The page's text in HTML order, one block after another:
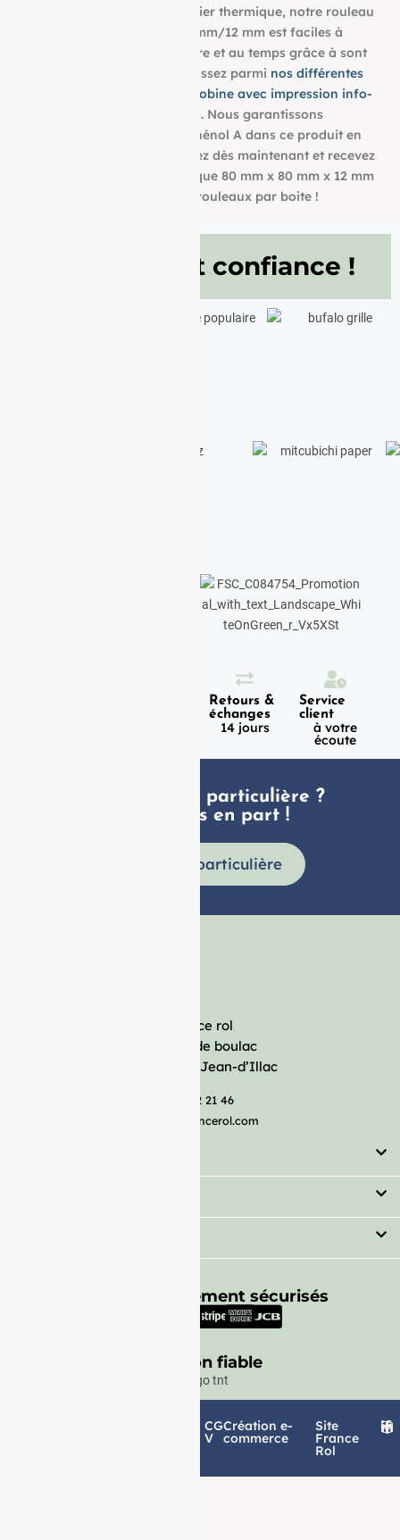
plupart des imprimantes papier thermique, notre rouleau
aux dimensions : 80 mm/80 mm/12 mm est faciles à
utiliser et résistent à la lumière et au temps grâce à sont
grammage de 48g/m². Choisissez parmi nos différentes
dimensions pour trouver la bobine avec impression info-
qui convient à vos besoins. Nous garantissons
également l’absence de bisphénol A dans ce produit en
papier BPA FREE. Commandez dès maintenant et recevez
votre Rouleau papier thermique 80 mm x 80 mm x 12 mm
de 48g/m² conditionné à 20 rouleaux par boite !
Ils nous font confiance !
Retours &
échanges
14 jours
Service
client
à votre
écoute
Une demande particulière ?
faites nous en part !
Demande particulière
France rol
Avenue de boulac
33127 Saint-Jean-d’Illac
05 57 92 21 46
serviceclient@francerol.com
Moyens de paiement sécurisés
Livraison fiable
CG
V
Création e-
commerce
Site
France
Rol